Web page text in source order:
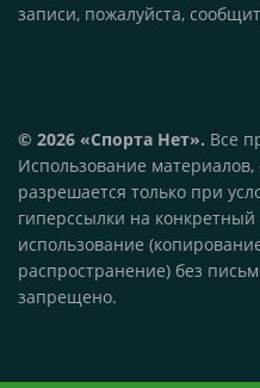
записи, пожалуйста,
© 2026 «Спорта Нет». Все
Использование
разрешается только при
гиперссылки на
использование
распространение) без
запрещено.